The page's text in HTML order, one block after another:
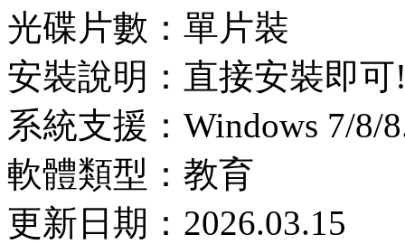
光碟片數：單片裝
安裝說明：直接安裝即可
系統支援：Windows 7/8/
軟體類型：教育
更新日期：2026.03.15